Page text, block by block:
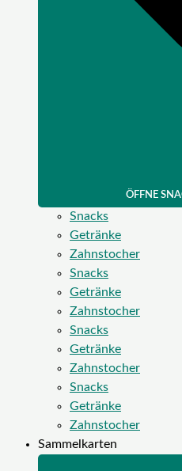
ÖFFNE
Snacks
Getränke
Zahnstocher
Snacks
Getränke
Zahnstocher
Snacks
Getränke
Zahnstocher
Snacks
Getränke
Zahnstocher
Sammelkarten